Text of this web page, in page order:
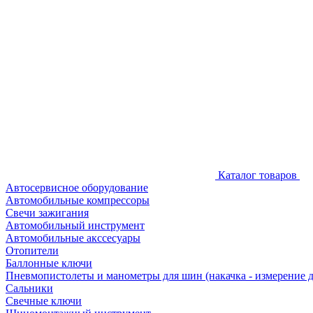
Каталог товаров
Автосервисное оборудование
Автомобильные компрессоры
Свечи зажигания
Автомобильный инструмент
Автомобильные акссесуары
Отопители
Баллонные ключи
Пневмопистолеты и манометры для шин (накачка - измерение
Сальники
Свечные ключи